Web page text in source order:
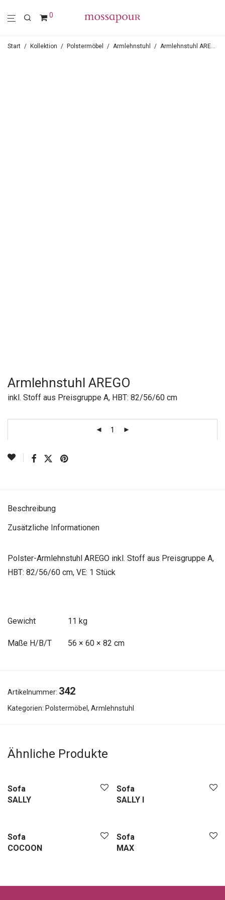
0
Start / Kollektion / Polstermöbel / Armlehnstuhl / Armlehnstuhl AREGO
Armlehnstuhl AREGO
inkl. Stoff aus Preisgruppe A, HBT: 82/56/60 cm
Beschreibung
Zusätzliche Informationen
Polster-Armlehnstuhl AREGO inkl. Stoff aus Preisgruppe A,
HBT: 82/56/60 cm, VE: 1 Stück
Gewicht 11 kg
Maße 56 × 60 × 82 cm
Artikelnummer: 342
Kategorien: Polstermöbel , Armlehnstuhl
Ähnliche Produkte
Sofa
SALLY
Sofa
SALLY I
Sofa
COCOON
Sofa
MAX